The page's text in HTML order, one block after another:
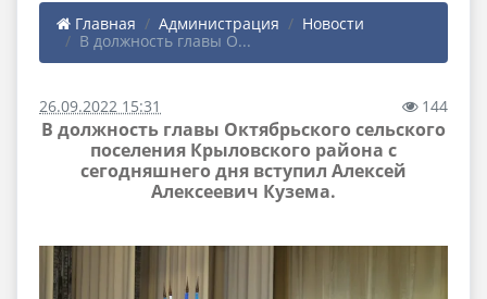
Главная Администрация
Новости
В должность главы О...
26.09.2022 15:31 144
В должность главы Октябрьского сельского
поселения Крыловского района с
сегодняшнего дня вступил Алексей
Алексеевич Кузема.